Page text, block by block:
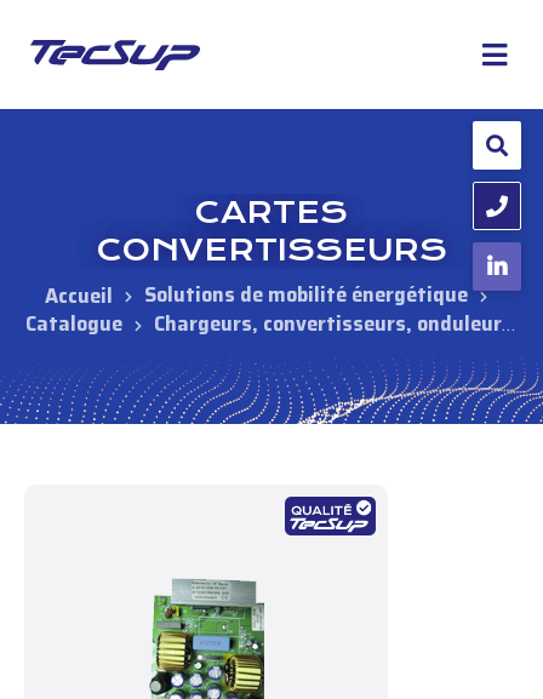
CARTES
CONVERTISSEURS
Solutions de mobilité énergétique
Catalogue
Chargeurs, convertisseurs, onduleurs,
périphériques
Périphériques
Cartes
convertisseurs